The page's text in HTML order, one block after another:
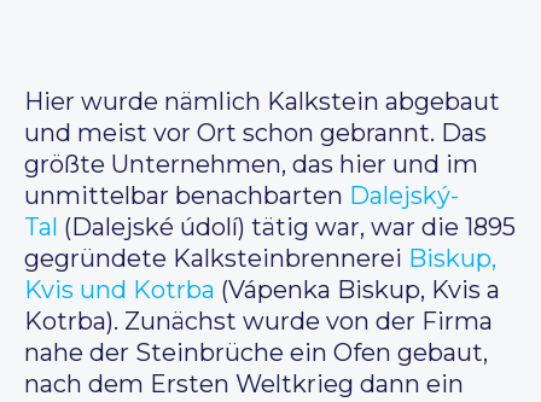
Hier wurde nämlich Kalkstein abgebaut
und meist vor Ort schon gebrannt. Das
größte Unternehmen, das hier und im
unmittelbar benachbarten Dalejský-
Tal (Dalejské údolí) tätig war, war die 1895
gegründete Kalksteinbrennerei Biskup,
Kvis und Kotrba (Vápenka Biskup, Kvis a
Kotrba). Zunächst wurde von der Firma
nahe der Steinbrüche ein Ofen gebaut,
nach dem Ersten Weltkrieg dann ein